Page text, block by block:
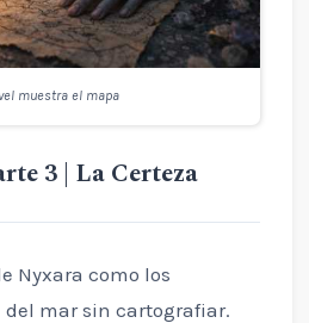
muestra el mapa
3 | La Certeza
Nyxara como los
mar sin cartografiar.